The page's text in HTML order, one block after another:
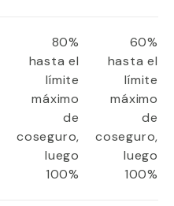
80%
hasta el
límite
máximo
de
coseguro,
luego
100%
60%
hasta el
límite
máximo
de
coseguro,
luego
100%